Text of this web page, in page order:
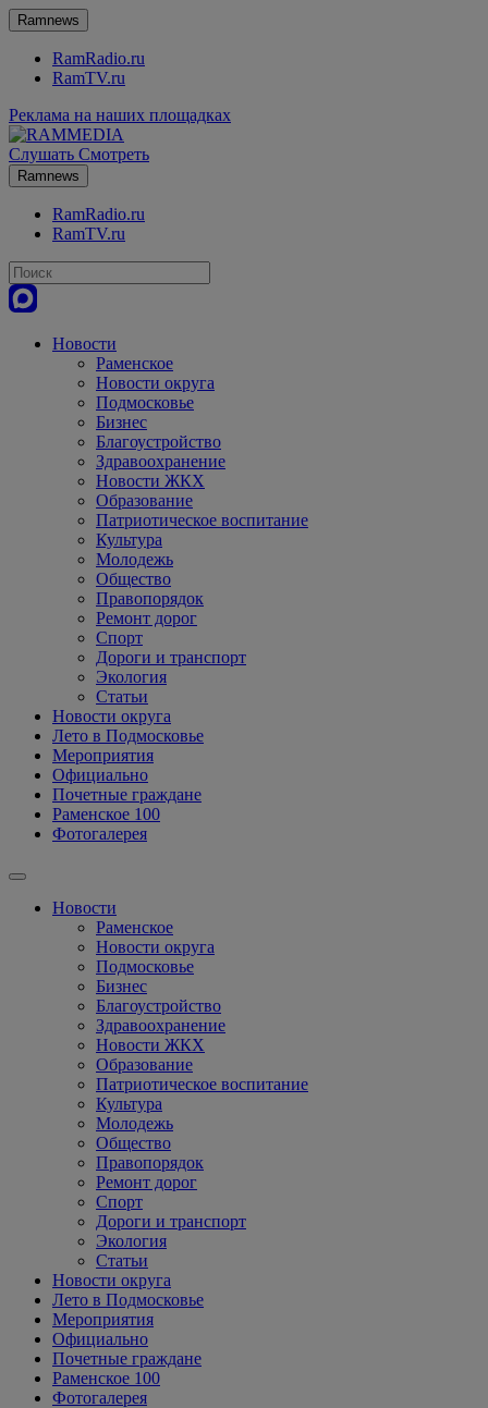
Ramnews
RamRadio.ru
RamTV.ru
Реклама на наших площадках
Слушать Смотреть
Ramnews
RamRadio.ru
RamTV.ru
Новости
Раменское
Новости округа
Подмосковье
Бизнес
Благоустройство
Здравоохранение
Новости ЖКХ
Образование
Патриотическое воспитание
Культура
Молодежь
Общество
Правопорядок
Ремонт дорог
Спорт
Дороги и транспорт
Экология
Статьи
Новости округа
Лето в Подмосковье
Мероприятия
Официально
Почетные граждане
Раменское 100
Фотогалерея
Новости
Раменское
Новости округа
Подмосковье
Бизнес
Благоустройство
Здравоохранение
Новости ЖКХ
Образование
Патриотическое воспитание
Культура
Молодежь
Общество
Правопорядок
Ремонт дорог
Спорт
Дороги и транспорт
Экология
Статьи
Новости округа
Лето в Подмосковье
Мероприятия
Официально
Почетные граждане
Раменское 100
Фотогалерея